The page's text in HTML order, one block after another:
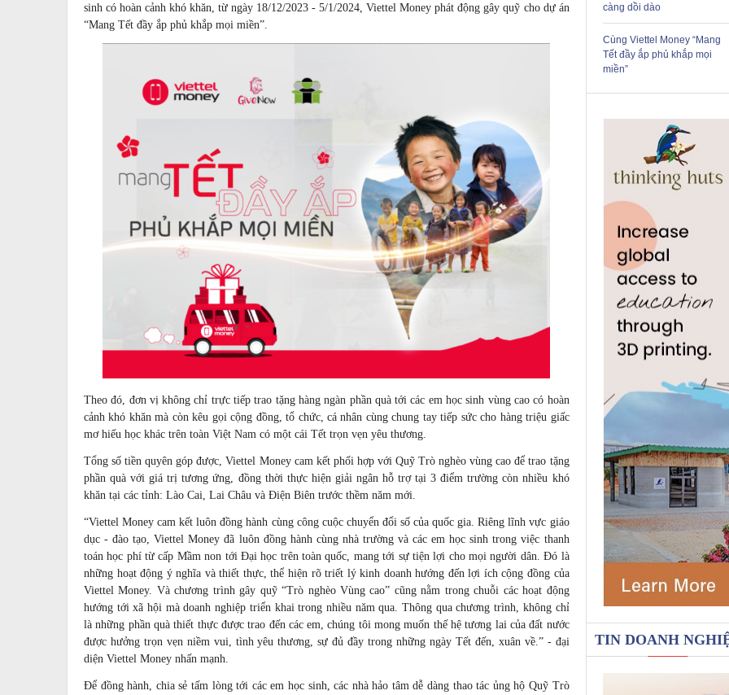
sinh có hoàn cảnh khó khăn, từ ngày 18/12/2023 - 5/1/2024, Viettel Money phát động gây quỹ cho dự án
“Mang Tết đầy ắp phủ khắp mọi miền”.
Theo đó, đơn vị không chỉ trực tiếp trao tặng hàng ngàn phần quà tới các em học sinh vùng cao có hoàn
cảnh khó khăn mà còn kêu gọi cộng đồng, tổ chức, cá nhân cùng chung tay tiếp sức cho hàng triệu giấc
mơ hiếu học khác trên toàn Việt Nam có một cái Tết trọn vẹn yêu thương.
Tổng số tiền quyên góp được, Viettel Money cam kết phối hợp với Quỹ Trò nghèo vùng cao để trao tặng
phần quà với giá trị tương ứng, đồng thời thực hiện giải ngân hỗ trợ tại 3 điểm trường còn nhiều khó
khăn tại các tỉnh: Lào Cai, Lai Châu và Điện Biên trước thềm năm mới.
“Viettel Money cam kết luôn đồng hành cùng công cuộc chuyển đổi số của quốc gia. Riêng lĩnh vực giáo
dục - đào tạo, Viettel Money đã luôn đồng hành cùng nhà trường và các em học sinh trong việc thanh
toán học phí từ cấp Mầm non tới Đại học trên toàn quốc, mang tới sự tiện lợi cho mọi người dân. Đó là
những hoạt động ý nghĩa và thiết thực, thể hiện rõ triết lý kinh doanh hướng đến lợi ích cộng đồng của
Viettel Money. Và chương trình gây quỹ “Trò nghèo Vùng cao” cũng nằm trong chuỗi các hoạt động
hướng tới xã hội mà doanh nghiệp triển khai trong nhiều năm qua. Thông qua chương trình, không chỉ
là những phần quà thiết thực được trao đến các em, chúng tôi mong muốn thế hệ tương lai của đất nước
được hưởng trọn vẹn niềm vui, tình yêu thương, sự đủ đầy trong những ngày Tết đến, xuân về.” - đại
diện Viettel Money nhấn mạnh.
Để đồng hành, chia sẻ tấm lòng tới các em học sinh, các nhà hảo tâm dễ dàng thao tác ủng hộ Quỹ Trò
càng dồi dào
Cùng Viettel Money “Mang
Tết đầy ắp phủ khắp mọi
miền”
TIN DOANH